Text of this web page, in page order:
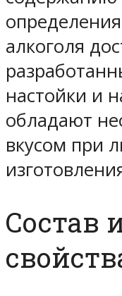
алкоголя
настойки и
обладают
вкусом при
Состав